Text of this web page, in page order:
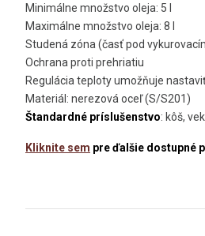
Minimálne množstvo oleja: 5 l
Maximálne množstvo oleja: 8 l
Studená zóna (časť pod
Ochrana proti prehriatiu
Regulácia teploty umožňuje
Materiál: nerezová oceľ (S/S201)
Štandardné príslušenstvo: kôš,
Kliknite sem pre ďalšie dostupné